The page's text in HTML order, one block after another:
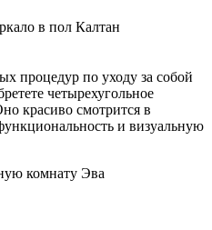
в пол Калтан
процедур по уходу за собой
четырехугольное
красиво смотрится в
и визуальную